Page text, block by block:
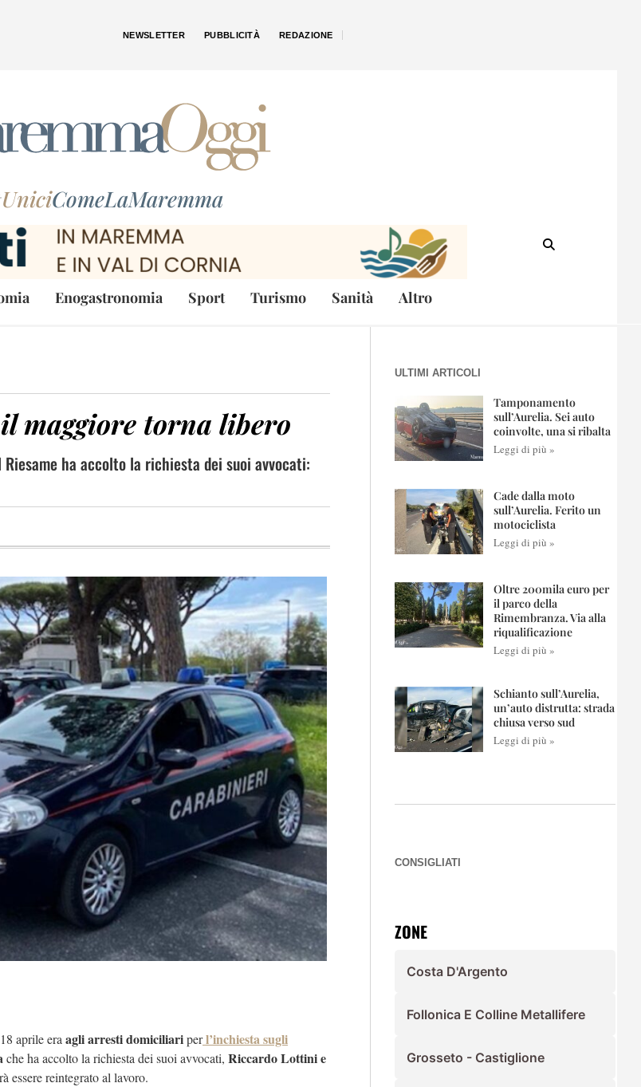
NEWSLETTER PUBBLICITÀ REDAZIONE
UniciComeLaMaremma
Enogastronomia Sport Turismo Sanità Altro
maggiore torna libero
ha accolto la richiesta dei suoi avvocati:
aprile era agli arresti domiciliariperl’inchiesta sugli
che ha accolto la richiesta dei suoi avvocati, Riccardo Lottini e
essere reintegrato al lavoro.
ULTIMI ARTICOLI
Tamponamento
sull’Aurelia. Sei auto
coinvolte, una si ribalta
Leggi di più »
Cade dalla moto
sull’Aurelia. Ferito un
motociclista
Leggi di più »
Oltre 200mila euro per
il parco della
Rimembranza. Via alla
riqualificazione
Leggi di più »
Schianto sull’Aurelia,
un’auto distrutta: strada
chiusa verso sud
Leggi di più »
CONSIGLIATI
ZONE
Costa D'Argento
Follonica E Colline Metallifere
Grosseto - Castiglione